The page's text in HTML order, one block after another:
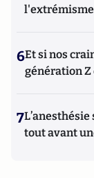
l'extrémisme
6Et si nos
génération
7
tout avant